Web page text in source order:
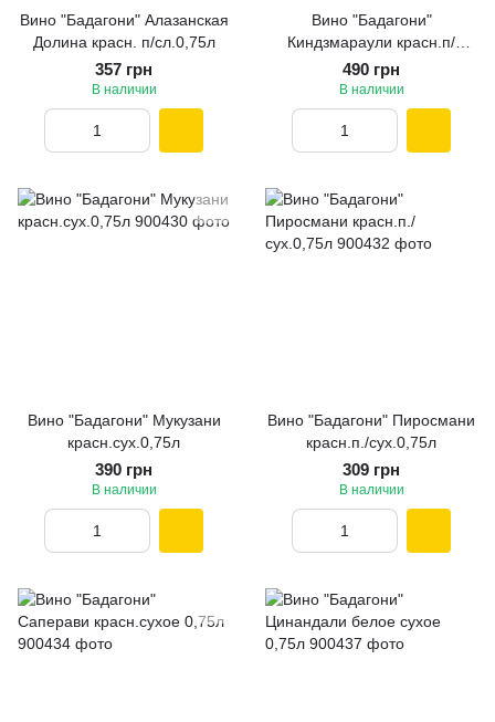
Вино "Бадагони" Алазанская
Долина красн. п/сл.0,75л
357 грн
В наличии
Вино "Бадагони"
Киндзмараули красн.п/
сл.0,75л
490 грн
В наличии
Вино "Бадагони" Мукузани
красн.сух.0,75л
390 грн
В наличии
Вино "Бадагони" Пиросмани
красн.п./сух.0,75л
309 грн
В наличии